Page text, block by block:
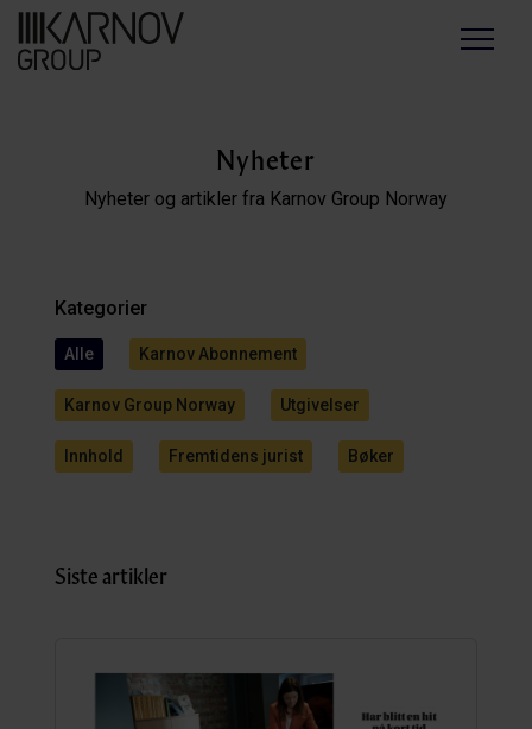
Menu
Nyheter
Nyheter og artikler fra Karnov Group Norway
Siste artikler
Kategorier
Alle Karnov Abonnement
Karnov Group Norway Utgivelser
Innhold Fremtidens jurist Bøker